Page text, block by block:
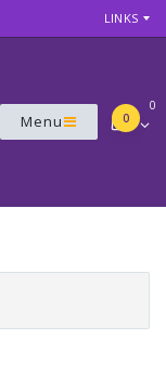
LINKS
Menu
0
0